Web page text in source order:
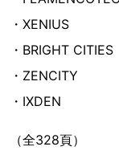
・XENIUS
・BRIGHT CITIES
・ZENCITY
・IXDEN
（全328頁）